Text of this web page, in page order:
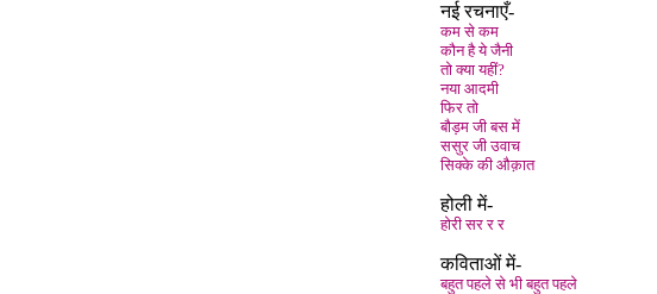
नई रचनाएँ-
कम से कम
कौन है ये जैनी
तो क्या यहीं?
नया आदमी
फिर तो
बौड़म जी बस में
ससुर जी उवाच
सिक्के की औक़ात
होली में-
होरी सर र र
कविताओं में-
बहुत पहले से भी बहुत पहले